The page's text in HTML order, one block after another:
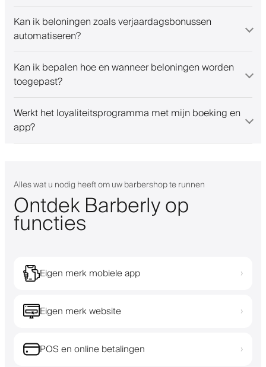
Kan ik beloningen zoals verjaardagsbonussen
automatiseren?
Kan ik bepalen hoe en wanneer beloningen worden
toegepast?
Werkt het loyaliteitsprogramma met mijn boeking en
app?
Alles wat u nodig heeft om uw barbershop te runnen
Ontdek Barberly op
functies
Eigen merk mobiele app ›
Eigen merk website ›
POS en online betalingen ›